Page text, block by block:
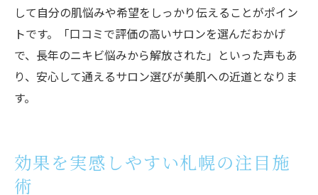
して自分の肌悩みや希望をしっかり伝えることがポイン
トです。「口コミで評価の高いサロンを選んだおかげ
で、長年のニキビ悩みから解放された」といった声もあ
り、安心して通えるサロン選びが美肌への近道となりま
す。
効果を実感しやすい札幌の注目施
術